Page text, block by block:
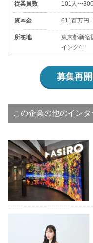
従業員数 101人〜
資本金 611百万円
所在地
東京都新宿
イング4F
募集再
この企業の他のイン